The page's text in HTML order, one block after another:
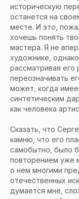
историческую
останется на
месте. И это,
хочешь понять
мастера. Я не
художнике,
рассматривая
переозначивать
может, когда
синтетическим
как человека
Сказать, что
камню, что его
самобытно, было
повторением уже
о нем многими
отечественных
думается мне,